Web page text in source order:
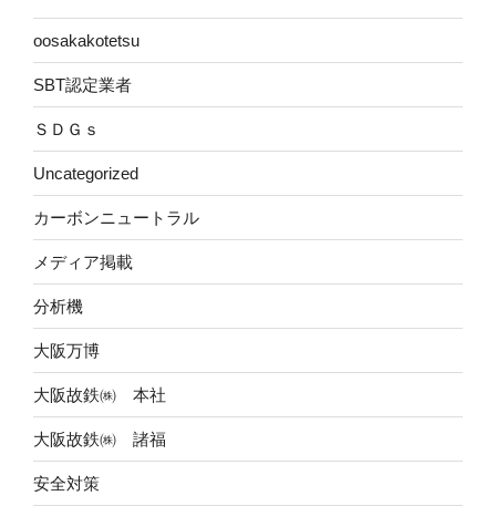
oosakakotetsu
SBT認定業者
ＳＤＧｓ
Uncategorized
カーボンニュートラル
メディア掲載
分析機
大阪万博
大阪故鉄㈱ 本社
大阪故鉄㈱ 諸福
安全対策